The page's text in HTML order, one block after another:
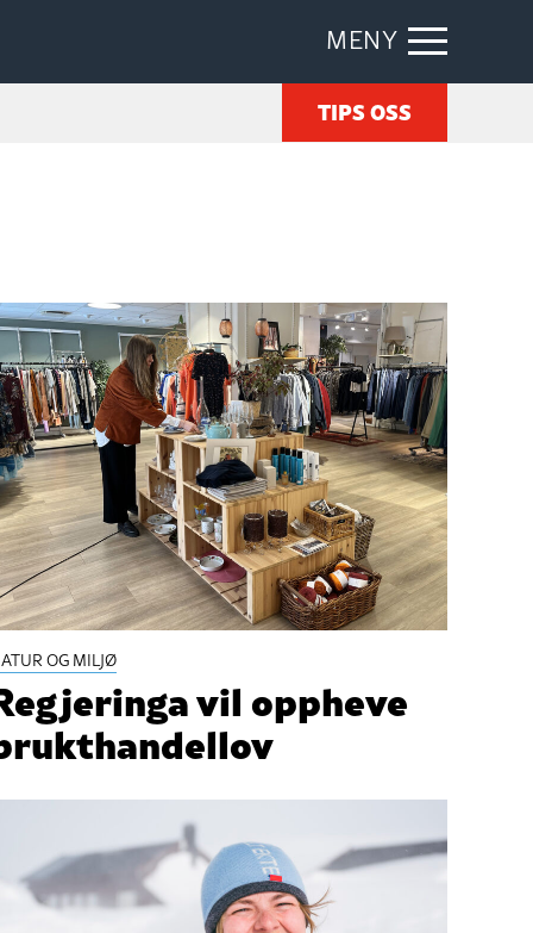
MENY
TIPS OSS
OG MILJØ
vil oppheve